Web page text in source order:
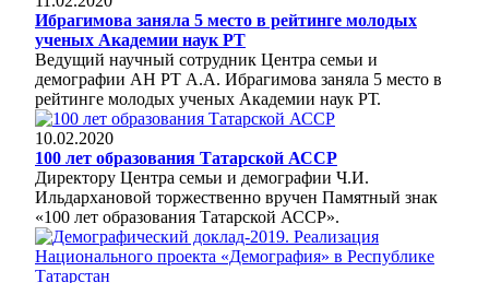
Ибрагимова заняла 5 место в рейтинге молодых
ученых Академии наук РТ
Ведущий научный сотрудник Центра семьи и
демографии АН РТ А.А. Ибрагимова заняла 5 место в
рейтинге молодых ученых Академии наук РТ.
10.02.2020
100 лет образования Татарской АССР
Директору Центра семьи и демографии Ч.И.
Ильдархановой торжественно вручен Памятный знак
«100 лет образования Татарской АССР».